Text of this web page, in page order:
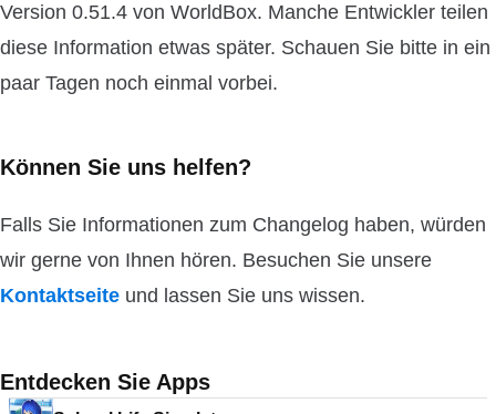
Version 0.51.4 von WorldBox. Manche Entwickler teilen
diese Information etwas später. Schauen Sie bitte in ein
paar Tagen noch einmal vorbei.
Können Sie uns helfen?
Falls Sie Informationen zum Changelog haben, würden
wir gerne von Ihnen hören. Besuchen Sie unsere
Kontaktseite und lassen Sie uns wissen.
Entdecken Sie Apps